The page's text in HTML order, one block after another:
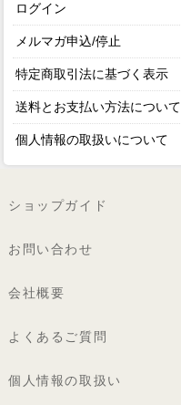
ログイン
メルマガ申込/停止
特定商取引法に基づく表示
送料とお支払い方法について
個人情報の取扱いについて
ショップガイド
お問い合わせ
会社概要
よくあるご質問
個人情報の取扱い